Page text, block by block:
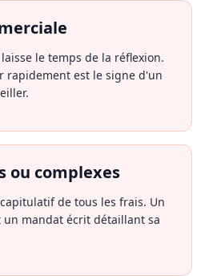
le temps de la réflexion.
rapidement est le signe d'un
ou complexes
de tous les frais. Un
mandat écrit détaillant sa